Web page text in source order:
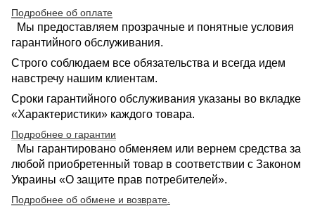
Подробнее об оплате
Мы предоставляем прозрачные и понятные условия
гарантийного обслуживания.
Строго соблюдаем все обязательства и всегда идем
навстречу нашим клиентам.
Сроки гарантийного обслуживания указаны во вкладке
«Характеристики» каждого товара.
Подробнее о гарантии
Мы гарантировано обменяем или вернем средства за
любой приобретенный товар в соответствии с Законом
Украины «О защите прав потребителей».
Подробнее об обмене и возврате